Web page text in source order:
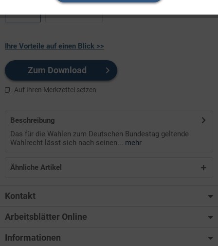
Ihre Vorteile auf einen Blick >>
Zum Download
Auf Ihren Merkzettel setzen
Beschreibung
Das für die Wahlen zum Deutschen Bundestag geltende
Wahlrecht lässt sich nach seinen... mehr
Ähnliche Artikel
Kontakt
Arbeitsblätter Online
Informationen